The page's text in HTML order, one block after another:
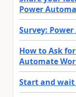
Power
Survey:
How to Ask
Automate
Start and